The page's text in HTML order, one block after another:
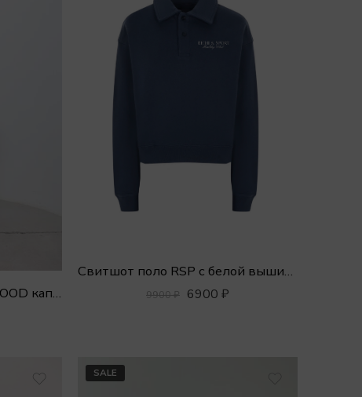
Платье 750 SLIM MAXI HOOD капюшоном
Свитшот поло RSP с белой вышивкой
9900₽ 6900 ₽
SALE